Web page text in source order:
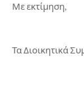
Με εκτίμηση,
Τα Διοικητικά